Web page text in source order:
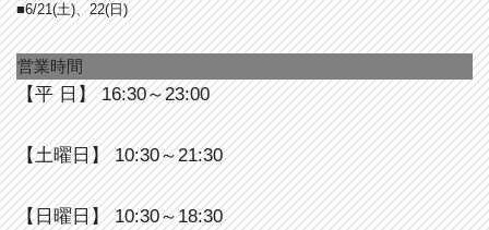
■6/21(土)、22(日)
営業時間
【平 日】 16:30～23:00
【土曜日】 10:30～21:30
【日曜日】 10:30～18:30